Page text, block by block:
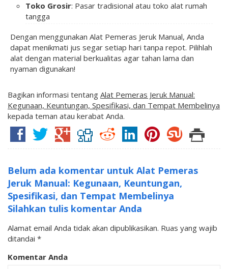
Toko Grosir: Pasar tradisional atau toko alat rumah
tangga
Dengan menggunakan Alat Pemeras Jeruk Manual, Anda
dapat menikmati jus segar setiap hari tanpa repot. Pilihlah
alat dengan material berkualitas agar tahan lama dan
nyaman digunakan!
Bagikan informasi tentang Alat Pemeras Jeruk Manual:
Kegunaan, Keuntungan, Spesifikasi, dan Tempat Membelinya
kepada teman atau kerabat Anda.
Belum ada komentar untuk Alat Pemeras
Jeruk Manual: Kegunaan, Keuntungan,
Spesifikasi, dan Tempat Membelinya
Silahkan tulis komentar Anda
Alamat email Anda tidak akan dipublikasikan. Ruas yang wajib
ditandai *
Komentar Anda